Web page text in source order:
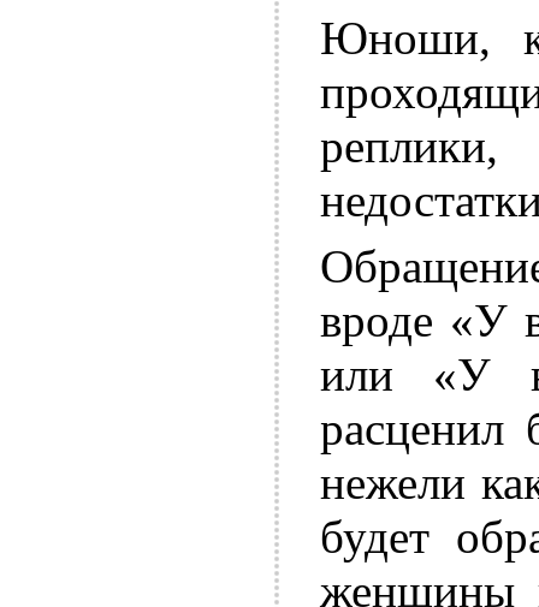
Юноши,
реплики,
вроде «У
или «У
расценил
нежели
будет
женщины